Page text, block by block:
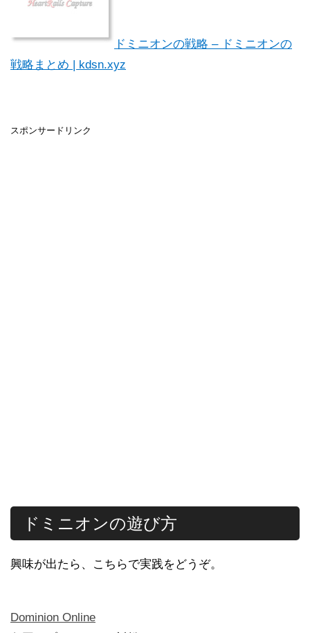
ドミニオンの戦略 – ドミニオンの
戦略まとめ | kdsn.xyz
スポンサードリンク
ドミニオンの遊び方
興味が出たら、こちらで実践をどうぞ。
Dominion Online